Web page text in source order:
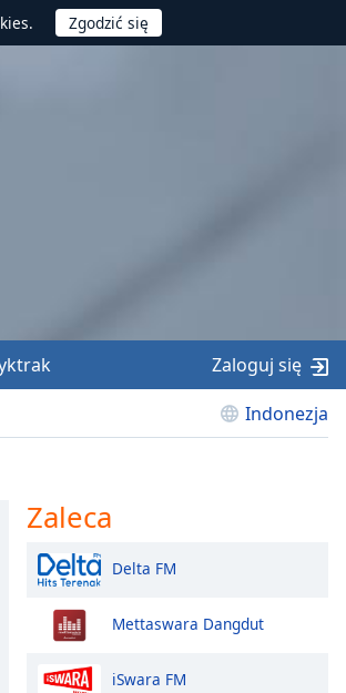
Indonezja
Zaloguj się
Zaleca
Delta FM
Mettaswara Dangdut
iSwara FM